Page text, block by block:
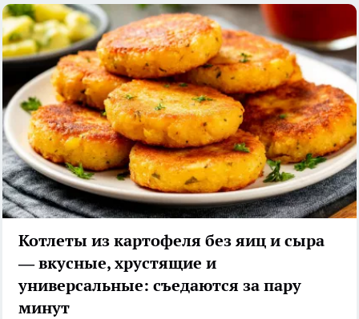
Котлеты из картофеля без яиц и сыра
— вкусные, хрустящие и
универсальные: съедаются за пару
минут